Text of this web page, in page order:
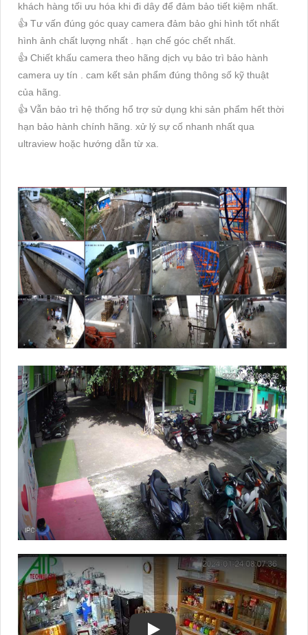
khách hàng tối ưu hóa khi đi dây để đảm bảo tiết kiệm nhất.
👍 Tư vấn đúng góc quay camera đảm bảo ghi hình tốt nhất
hình ảnh chất lượng nhất . hạn chế góc chết nhất.
👍 Chiết khấu camera theo hãng dịch vụ bảo trì bảo hành
camera uy tín . cam kết sản phẩm đúng thông số kỹ thuật
của hãng.
👍 Vẫn bảo trì hệ thống hổ trợ sử dụng khi sản phẩm hết thời
hạn bảo hành chính hãng. xử lý sự cố nhanh nhất qua
ultraview hoặc hướng dẫn từ xa.